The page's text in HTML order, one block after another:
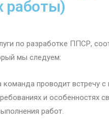
работы)
по разработке ППСР,
мы следуем:
проводит встречу с
и особенностях
работ.